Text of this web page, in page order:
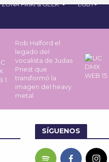
ZONA FRIKI & GEEK LGBT+
Rob Halford el
legado del
vocalista de Judas
Priest que
transformó la
imagen del heavy
metal
SÍGUENOS